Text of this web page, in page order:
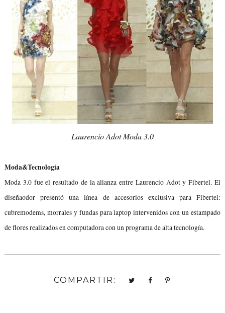
Laurencio Adot Moda 3.0
Moda&Tecnología
Moda 3.0 fue el resultado de la alianza entre Laurencio Adot y Fibertel. El
diseñaodor presentó una línea de accesorios exclusiva para Fibertel:
cubremodems, morrales y fundas para laptop intervenidos con un estampado
de flores realizados en computadora con un programa de alta tecnología.
COMPARTIR: